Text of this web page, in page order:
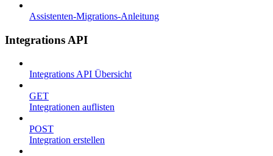
Assistenten-Migrations-Anleitung
Integrations API
Integrations API Übersicht
GET
Integrationen auflisten
POST
Integration erstellen